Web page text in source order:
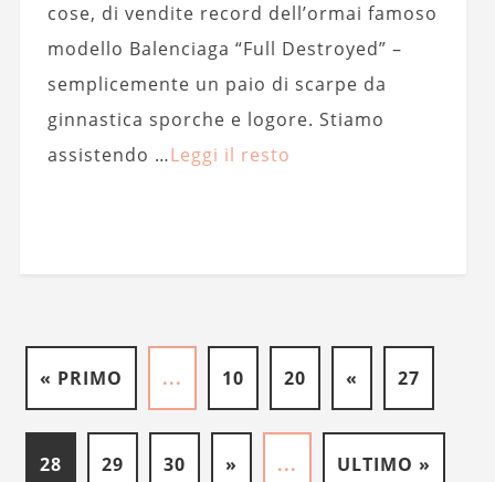
cose, di vendite record dell’ormai famoso
modello Balenciaga “Full Destroyed” –
semplicemente un paio di scarpe da
ginnastica sporche e logore. Stiamo
assistendo …Leggi il resto
« PRIMO ... 10 20 « 27
28 29 30 » ... ULTIMO »